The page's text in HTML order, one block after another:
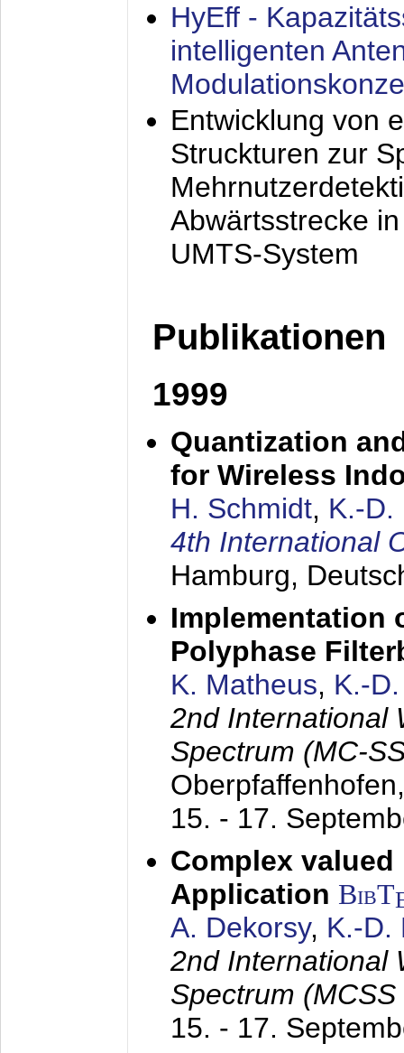
HyEff -
intelligenten
Entwicklung von
Struckturen zur
Abwärtsstrecke
UMTS-System
Publikationen
1999
Quantization
for Wireless
H. Schmidt, K.-D.
4th International
Hamburg,
Implementation
Polyphase
K. Matheus, K.-
2nd International
Spectrum (MC-
15. - 17.
Complex valued
Application BibT
A. Dekorsy, K.-D.
2nd International
Spectrum
15. - 17.